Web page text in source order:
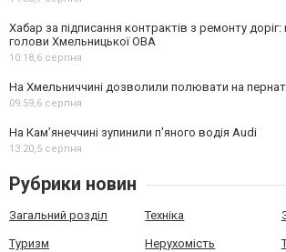
Хабар за підписання контрактів з ремонту
голови Хмельницької ОВА
10:18,6 серпня
На Хмельниччині дозволили полювати на
09:59,6 серпня
На Камʼянеччині зупинили п'яного водія Audi
13:20,5 серпня
Рубрики новин
Загальний розділ Техніка
Туризм Нерухомість